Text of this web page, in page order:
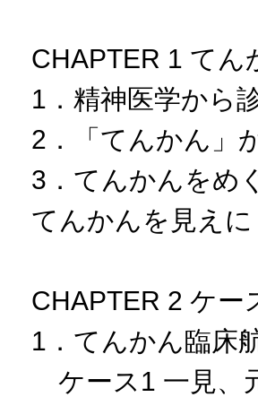
CHAPTER 1 て
1．精神医学から
2．「てんかん」
3．てんかんを
てんかんを見え
CHAPTER 2 ケ
1．てんかん臨床
ケース1 一見、